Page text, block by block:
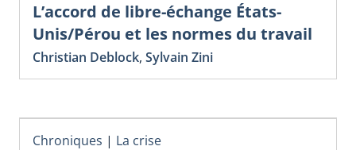
L’accord de libre-échange États-
Unis/Pérou et les normes du travail
Christian Deblock, Sylvain Zini
Chroniques | La crise